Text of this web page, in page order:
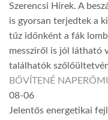
Szerencsi Hírek. A
is gyorsan terjedtek a
tűz időnként a fák
messziről is jól látható
találhatók
BŐVÍTENÉ
08-06
Jelentős energetikai